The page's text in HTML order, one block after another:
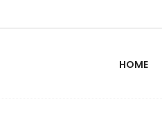
HOME